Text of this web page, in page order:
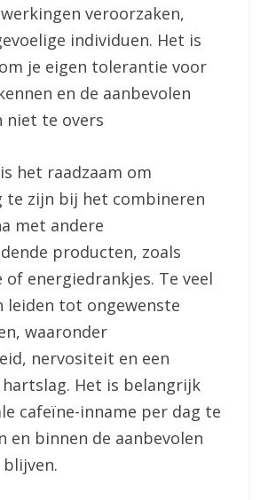
veroorzaken,
individuen. Het is
je eigen tolerantie voor
en de aanbevolen
niet te overs
het raadzaam om
te zijn bij het combineren
met andere
producten, zoals
of energiedrankjes. Te veel
leiden tot ongewenste
waaronder
nervositeit en een
Het is belangrijk
cafeïne-inname per dag te
en binnen de aanbevolen